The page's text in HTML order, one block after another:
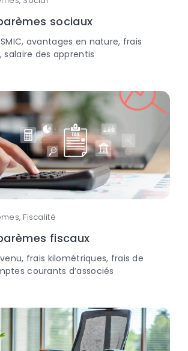
sociaux
avantages en nature, frais
salaire des apprentis
Fiscalité
fiscaux
frais kilométriques, frais de
courants d’associés